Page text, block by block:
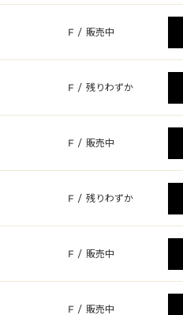
F / 販売中
F / 残りわずか
F / 販売中
F / 残りわずか
F / 販売中
F / 販売中